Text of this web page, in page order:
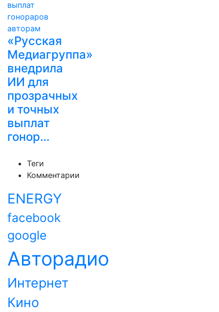
«Русская
Медиагруппа»
внедрила
ИИ для
прозрачных
и точных
выплат
гонор…
Теги
Комментарии
ENERGY
facebook
google
Авторадио
Интернет
Кино